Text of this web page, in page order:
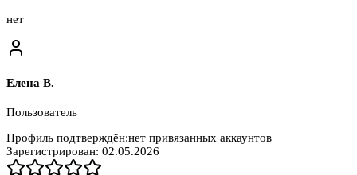
нет
Елена В.
Пользователь
Профиль подтверждён:нет привязанных аккаунтов
Зарегистрирован: 02.05.2026